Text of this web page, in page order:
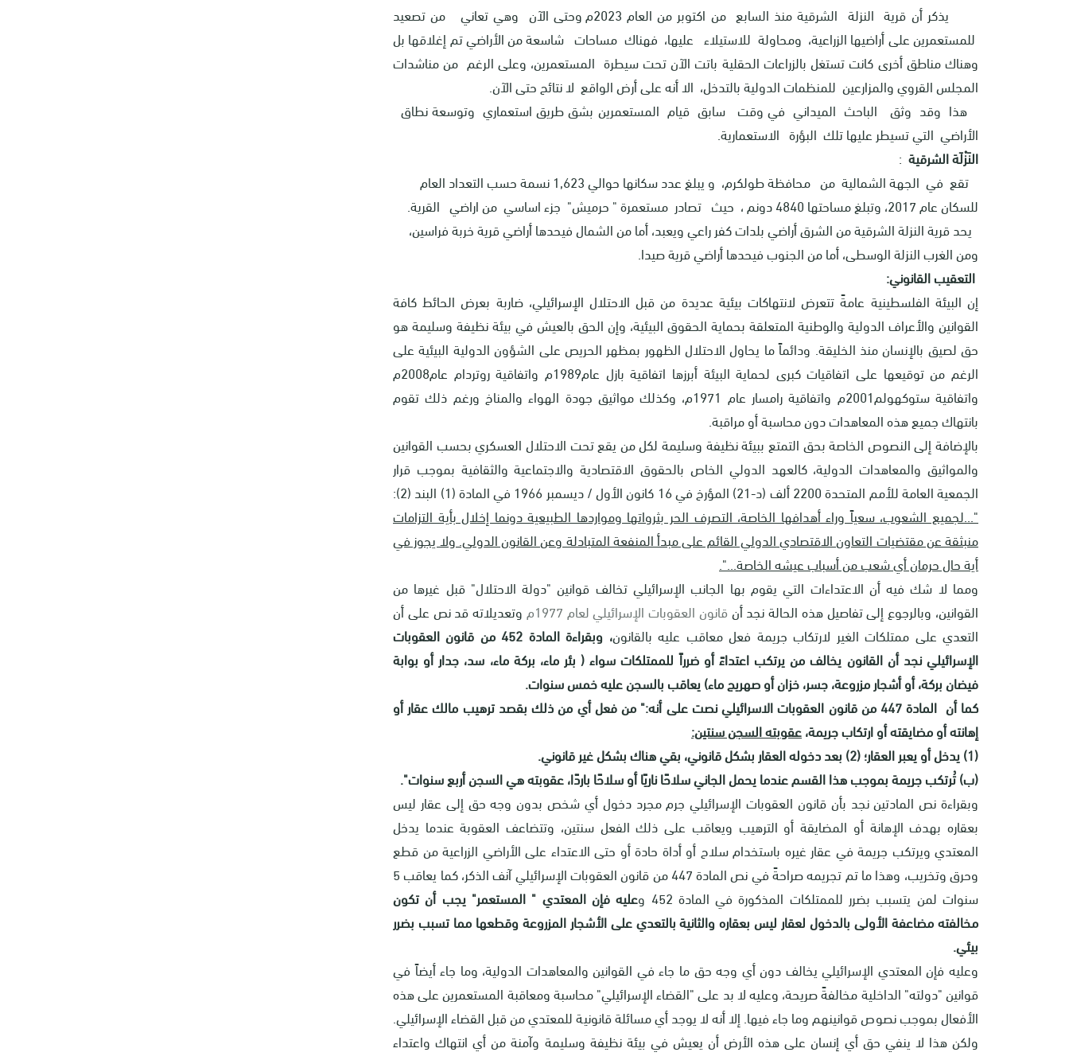
يذكر أن قرية النزلة الشرقية منذ السابع من اكتوبر من العام 2023م وحتى الآن وهي تعاني من تصعيد
للمستعمرين على أراضيها الزراعية، ومحاولة للاستيلاء عليها، فهناك مساحات شاسعة من الأراضي تم إغلاقها بل
وهناك مناطق أخرى كانت تستغل بالزراعات الحقلية باتت الآن تحت سيطرة المستعمرين، وعلى الرغم من مناشدات
المجلس القروي والمزارعين للمنظمات الدولية بالتدخل، الا أنه على أرض الواقع لا نتائح حتى الآن.
هذا وقد وثق الباحث الميداني في وقت سابق قيام المستعمرين بشق طريق استعماري وتوسعة نطاق
الأراضي التي تسيطر عليها تلك البؤرة الاستعمارية.
النَزْلَة الشرقية :
تقع في الجهة الشمالية من محافظة طولكرم، و يبلغ عدد سكانها حوالي 1,623 نسمة حسب التعداد العام
للسكان عام 2017، وتبلغ مساحتها 4840 دونم ، حيث تصادر مستعمرة " حرميش" جزء اساسي من اراضي القرية.
يحد قرية النزلة الشرقية من الشرق أراضي بلدات كفر راعيويعبد، أما من الشمال فيحدها أراضي قرية خربة فراسين،
ومن الغرب النزلة الوسطى، أما من الجنوب فيحدها أراضي قرية صيدا.
التعقيب القانوني:
إن البيئة الفلسطينية عامةً تتعرض لانتهاكات بيئية عديدة من قبل الاحتلال الإسرائيلي، ضاربة بعرض الحائط كافة
القوانين والأعراف الدولية والوطنية المتعلقة بحماية الحقوق البيئية، وإن الحق بالعيش في بيئة نظيفة وسليمة هو
حق لصيق بالإنسان منذ الخليقة. ودائماً ما يحاول الاحتلال الظهور بمظهر الحريص على الشؤون الدولية البيئية على
الرغم من توقيعها على اتفاقيات كبرى لحماية البيئة أبرزها اتفاقية بازل عام1989م واتفاقية روتردام عام2008م
واتفاقية ستوكهولم2001م واتفاقية رامسار عام 1971م، وكذلك مواثيق جودة الهواء والمناخ ورغم ذلك تقوم
بانتهاك جميع هذه المعاهدات دون محاسبة أو مراقبة.
بالإضافة إلى النصوص الخاصة بحق التمتع ببيئة نظيفة وسليمة لكل من يقع تحت الاحتلال العسكري بحسب القوانين
والمواثيق والمعاهدات الدولية، كالعهد الدولي الخاص بالحقوق الاقتصادية والاجتماعية والثقافية بموجب قرار
الجمعية العامة للأمم المتحدة 2200 ألف (د-21) المؤرخ في 16 كانون الأول / ديسمبر 1966 في المادة (1) البند (2):
"...لجميع الشعوب، سعياً وراء أهدافها الخاصة، التصرف الحر بثرواتها ومواردها الطبيعية دونما إخلال بأية التزامات
منبثقة عن مقتضيات التعاون الاقتصادي الدولي القائم على مبدأ المنفعة المتبادلة وعن القانون الدولي. ولا يجوز في
أية حال حرمان أي شعب من أسباب عيشه الخاصة...".
ومما لا شك فيه أن الاعتداءات التي يقوم بها الجانب الإسرائيلي تخالف قوانين "دولة الاحتلال" قبل غيرها من
القوانين، وبالرجوع إلى تفاصيل هذه الحالة نجد أنقانون العقوبات الإسرائيلي لعام 1977م
وتعديلاته قد نص على أن
التعدي على ممتلكات الغير لارتكاب جريمة فعل معاقب عليه بالقانون
، وبقراءة المادة 452 من قانون العقوبات
الإسرائيلي نجد أن القانون يخالف من يرتكب اعتداءً أو ضرراً للممتلكات سواء ( بئر ماء، بركة ماء، سد، جدار أو بوابة
فيضان بركة، أو أشجار مزروعة، جسر، خزان أو صهريج ماء) يعاقب بالسجن عليه خمس سنوات.
كما أن المادة 447 من قانون العقوبات الاسرائيلي نصت على أنه:" من فعل أي من ذلك بقصد ترهيب مالك عقار أو
إهانته أو مضايقته أو ارتكاب جريمة،عقوبته السجن سنتين:
(1) يدخل أو يعبر العقار؛ (2) بعد دخوله العقار بشكل قانوني، بقي هناك بشكل غير قانوني.
(ب) تُرتكب جريمة بموجب هذا القسم عندما يحمل الجاني سلاحًا ناريًا أو سلاحًا باردًا، عقوبته هي السجن أربع سنوات".
وبقراءة نص المادتين نجد بأن قانون العقوبات الإسرائيلي جرم مجرد دخول أي شخص بدون وجه حق إلى عقار ليس
بعقاره بهدف الإهانة أو المضايقة أو الترهيب ويعاقب على ذلك الفعل سنتين، وتتضاعف العقوبة عندما يدخل
المعتدي ويرتكب جريمة في عقار غيره باستخدام سلاح أو أداة حادة أو حتى الاعتداء على الأراضي الزراعية من قطع
وحرق وتخريب، وهذا ما تم تجريمه صراحةً في نص المادة 447 من قانون العقوبات الإسرائيلي آنف الذكر، كما يعاقب 5
سنوات لمن يتسبب بضرر للممتلكات المذكورة في المادة 452 و
عليه فإن المعتدي " المستعمر" يجب أن تكون
مخالفته مضاعفة الأولى بالدخول لعقار ليس بعقاره والثانية بالتعدي على الأشجار المزروعة وقطعها مما تسبب بضرر
بيئي.
وعليه فإن المعتدي الإسرائيلي يخالف دون أي وجه حق ما جاء في القوانين والمعاهدات الدولية، وما جاء أيضاً في
قوانين "دولته" الداخلية مخالفةً صريحة، وعليه لا بد على "القضاء الإسرائيلي" محاسبة ومعاقبة المستعمرين على هذه
الأفعال بموجب نصوص قوانينهم وما جاء فيها. إلا أنه لا يوجد أي مسائلة قانونية للمعتدي من قبل القضاء الإسرائيلي.
ولكن هذا لا ينفي حق أي إنسان على هذه الأرض أن يعيش في بيئة نظيفة وسليمة وآمنة من أي انتهاك واعتداء